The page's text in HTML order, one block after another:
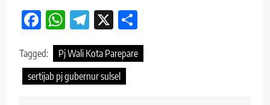
Facebook
WhatsApp
Telegram
X
Tagged:
Pj Wali Kota Parepare
sertijab pj gubernur sulsel